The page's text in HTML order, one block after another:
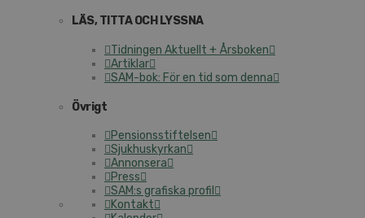
LÄS, TITTA OCH LYSSNA
Tidningen Aktuellt + Årsboken
Artiklar
SAM-bok: För en tid som denna
Övrigt
Pensionsstiftelsen
Sjukhuskyrkan
Annonsera
Press
SAM:s grafiska profil
Kontakt